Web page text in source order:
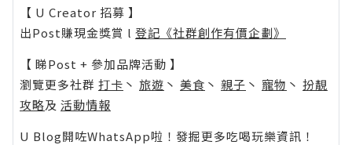
【 U Creator 招募 】
出Post賺現金獎賞 l 登記《社群創作有價企劃》
【 睇Post + 參加品牌活動 】
瀏覽更多社群 打卡 丶 旅遊 丶 美食 丶 親子 丶 寵物 丶 扮靚
攻略及 活動情報
U Blog開咗WhatsApp啦！發掘更多吃喝玩樂資訊！